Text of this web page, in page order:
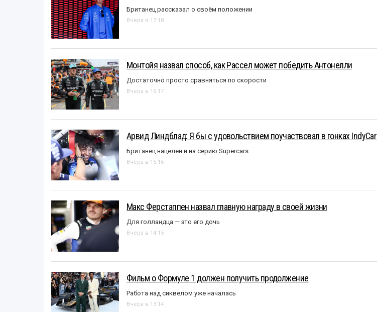
Британец рассказал о своём положении
Вчера в 17:18
Монтойя назвал способ, как Рассел может победить Антонелли
Достаточно просто сравняться по скорости
Вчера в 16:17
Арвид Линдблад: Я бы с удовольствием поучаствовал в гонках IndyCar
Британец нацелен и на серию Supercars
Вчера в 15:16
Макс Ферстаппен назвал главную награду в своей жизни
Для голландца — это его дочь
Вчера в 14:15
Фильм о Формуле 1 должен получить продолжение
Работа над сиквелом уже началась
Вчера в 13:14